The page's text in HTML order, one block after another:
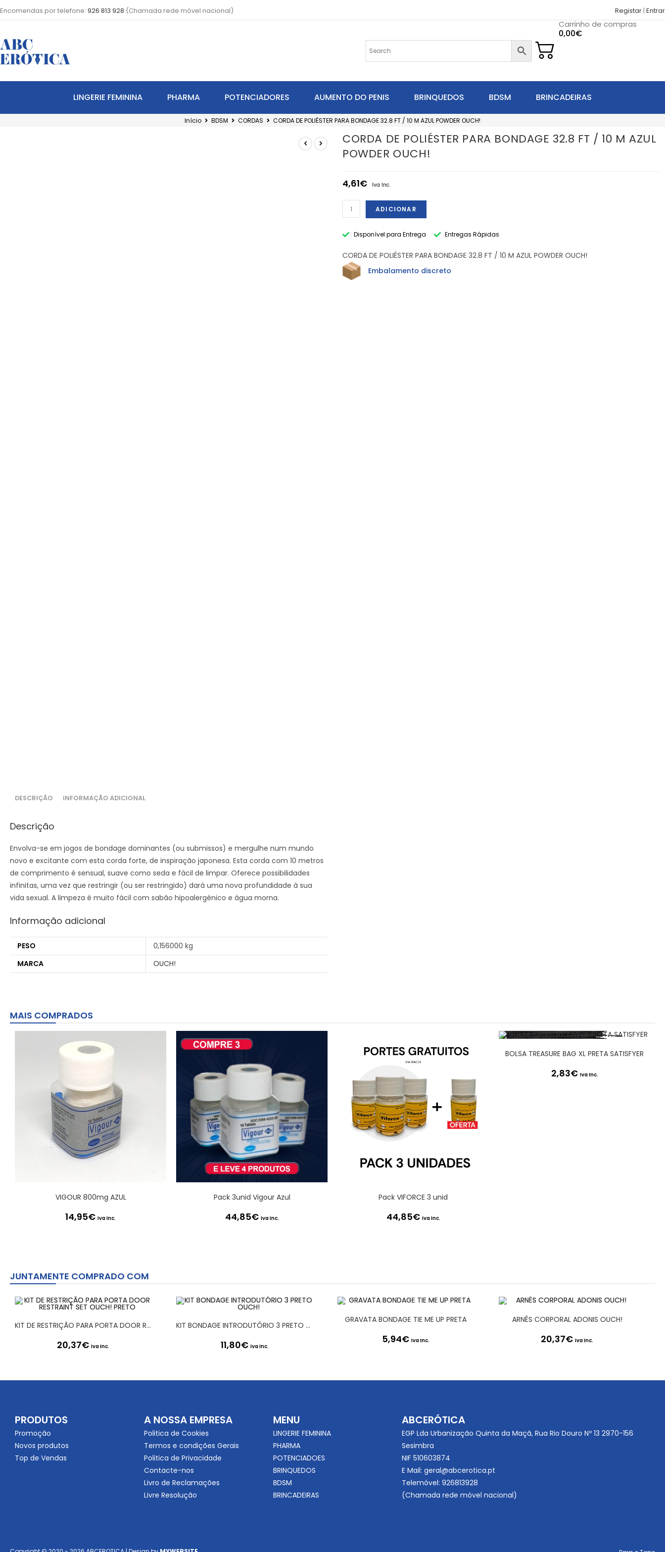
Encomendas por telefone: 926 813 928 (Chamada rede móvel nacional) Registar| Entrar
Carrinho de compras
0,00€
LINGERIE FEMININA PHARMA POTENCIADORES AUMENTO DO PENIS BRINQUEDOS BDSM BRINCADEIRAS
Início BDSM CORDAS CORDA DE POLIÉSTER PARA BONDAGE 32.8 FT / 10 M AZUL POWDER OUCH!
DESCRIÇÃO INFORMAÇÃO ADICIONAL
Descrição
Envolva-se em jogos de bondage dominantes (ou submissos) e mergulhe num mundo
novo e excitante com esta corda forte, de inspiração japonesa. Esta corda com 10 metros
de comprimento é sensual, suave como seda e fácil de limpar. Oferece possibilidades
infinitas, uma vez que restringir (ou ser restringido) dará uma nova profundidade à sua
vida sexual. A limpeza é muito fácil com sabão hipoalergénico e água morna.
Informação adicional
PESO
0,156000 kg
MARCA
OUCH!
CORDA DE POLIÉSTER PARA BONDAGE 32.8 FT / 10 M AZUL
POWDER OUCH!
4,61€ Iva Inc.
ADICIONAR
Disponível para Entrega Entregas Rápidas
CORDA DE POLIÉSTER PARA BONDAGE 32.8 FT / 10 M AZUL POWDER OUCH!
Embalamento discreto
MAIS COMPRADOS
VIGOUR 800mg AZUL
14,95€ Iva Inc.
Pack 3unid Vigour Azul
44,85€ Iva Inc.
Pack VIFORCE 3 unid
44,85€ Iva Inc.
BOLSA TREASURE BAG XL PRETA SATISFYER
2,83€ Iva Inc.
JUNTAMENTE COMPRADO COM
KIT DE RESTRIÇÃO PARA PORTA DOOR RESTRAINT SET OUCH! PRETO
20,37€ Iva Inc.
KIT BONDAGE INTRODUTÓRIO 3 PRETO OUCH!
11,80€ Iva Inc.
GRAVATA BONDAGE TIE ME UP PRETA
5,94€ Iva Inc.
ARNÊS CORPORAL ADONIS OUCH!
20,37€ Iva Inc.
PRODUTOS
Promoção
Novos produtos
Top de Vendas
A NOSSA EMPRESA
Politica de Cookies
Termos e condições Gerais
Politica de Privacidade
Contacte-nos
Livro de Reclamações
Livre Resolução
MENU
LINGERIE FEMININA
PHARMA
POTENCIADOES
BRINQUEDOS
BDSM
BRINCADEIRAS
ABCERÓTICA
EGP Lda Urbanização Quinta da Maçã, Rua Rio Douro Nº 13 2970-156
Sesimbra
NIF 510603874
E Mail:geral@abcerotica.pt
Telemóvel:926813928
(Chamada rede móvel nacional)